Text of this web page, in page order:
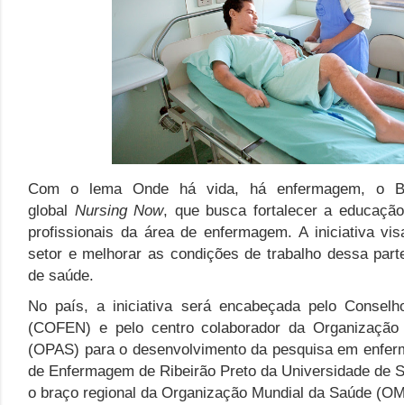
Com o lema Onde há vida, há enfermagem, o
global Nursing Now, que busca fortalecer a
profissionais da área de enfermagem. A iniciativa
setor e melhorar as condições de trabalho dessa
de saúde.
No país, a iniciativa será encabeçada pelo
(COFEN) e pelo centro colaborador da
(OPAS) para o desenvolvimento da pesquisa em
de Enfermagem de Ribeirão Preto da Universidade de
o braço regional da Organização Mundial da Saúde